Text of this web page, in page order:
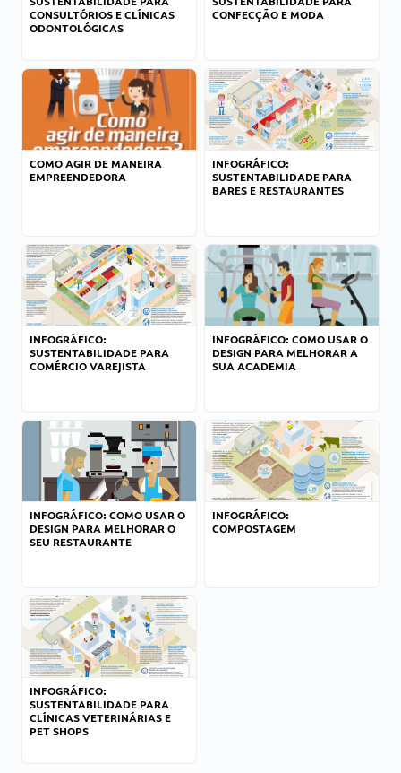
CONSULTÓRIOS E CLÍNICAS
ODONTOLÓGICAS
CONFECÇÃO E MODA
COMO AGIR DE MANEIRA
EMPREENDEDORA
INFOGRÁFICO:
SUSTENTABILIDADE PARA
BARES E RESTAURANTES
INFOGRÁFICO:
SUSTENTABILIDADE PARA
COMÉRCIO VAREJISTA
INFOGRÁFICO: COMO USAR O
DESIGN PARA MELHORAR A
SUA ACADEMIA
INFOGRÁFICO: COMO USAR O
DESIGN PARA MELHORAR O
SEU RESTAURANTE
INFOGRÁFICO:
COMPOSTAGEM
INFOGRÁFICO:
SUSTENTABILIDADE PARA
CLÍNICAS VETERINÁRIAS E
PET SHOPS